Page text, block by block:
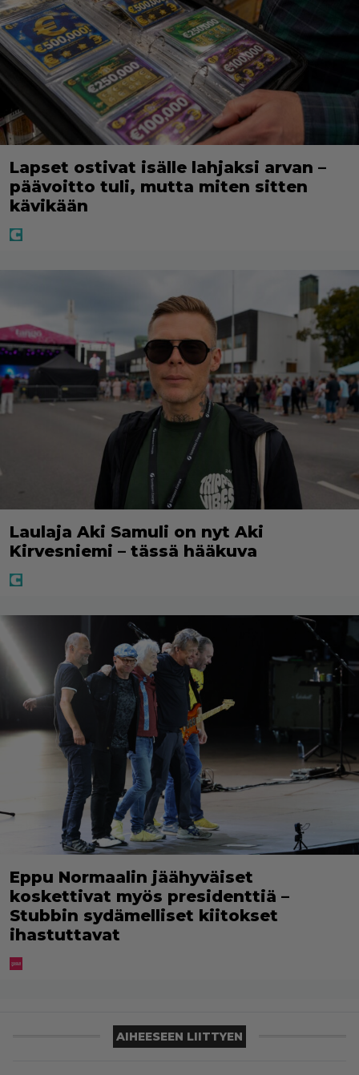
Lapset ostivat isälle lahjaksi arvan –
päävoitto tuli, mutta miten sitten
kävikään
Laulaja Aki Samuli on nyt Aki
Kirvesniemi – tässä hääkuva
Eppu Normaalin jäähyväiset
koskettivat myös presidenttiä –
Stubbin sydämelliset kiitokset
ihastuttavat
AIHEESEEN LIITTYEN